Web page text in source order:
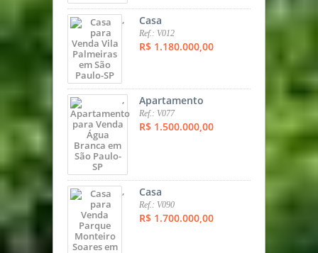
, Casa
Ref.: V012
R$ 1.180.000,00
, Apartamento
Ref.: V077
R$ 1.500.000,00
, Casa
Ref.: V090
R$ 1.700.000,00